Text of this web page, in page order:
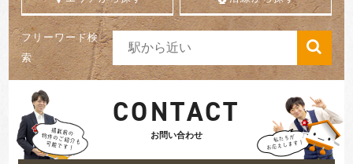
フリーワード検
索
CONTACT
お問い合わせ